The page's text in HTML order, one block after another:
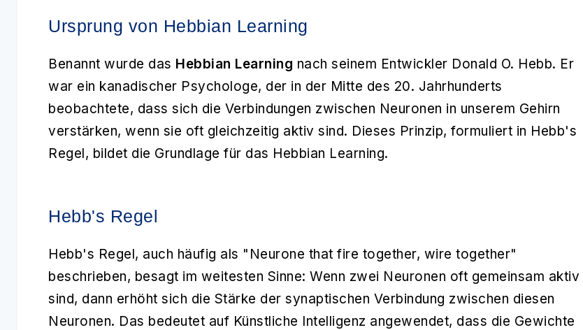
Ursprung von Hebbian Learning
Benannt wurde das Hebbian Learning nach seinem Entwickler Donald O. Hebb. Er
war ein kanadischer Psychologe, der in der Mitte des 20. Jahrhunderts
beobachtete, dass sich die Verbindungen zwischen Neuronen in unserem Gehirn
verstärken, wenn sie oft gleichzeitig aktiv sind. Dieses Prinzip, formuliert in Hebb's
Regel, bildet die Grundlage für das Hebbian Learning.
Hebb's Regel
Hebb's Regel, auch häufig als "Neurone that fire together, wire together"
beschrieben, besagt im weitesten Sinne: Wenn zwei Neuronen oft gemeinsam aktiv
sind, dann erhöht sich die Stärke der synaptischen Verbindung zwischen diesen
Neuronen. Das bedeutet auf Künstliche Intelligenz angewendet, dass die Gewichte